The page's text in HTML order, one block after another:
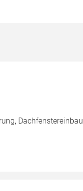
Dachfenstereinbau